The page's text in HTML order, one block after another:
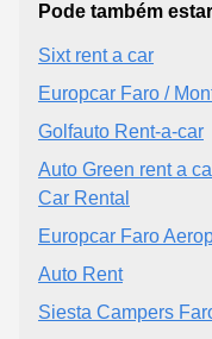
Pode também
Sixt rent a car
Europcar Faro /
Golfauto Rent-a-car
Auto Green rent a
Car Rental
Europcar Faro
Auto Rent
Siesta Campers